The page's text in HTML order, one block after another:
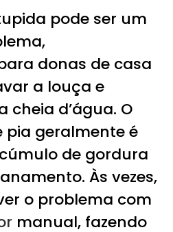
pode ser um
donas de casa
a louça e
cheia d’água. O
geralmente é
de gordura
Às vezes,
o problema com
manual, fazendo